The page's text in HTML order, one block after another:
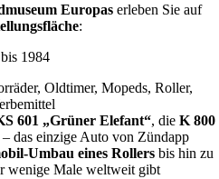
Europaserleben Sie auf
:
1984
Oldtimer, Mopeds, Roller,
601 „Grüner Elefant“, dieK 800
– das einzige Auto von Zündapp
Umbau eines Rollers bis hin zu
wenige Male weltweit gibt